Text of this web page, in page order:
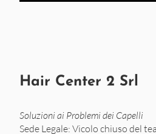
Hair Center 2 Srl
Soluzioni ai Problemi dei Capelli
Sede Legale: Vicolo chiuso del